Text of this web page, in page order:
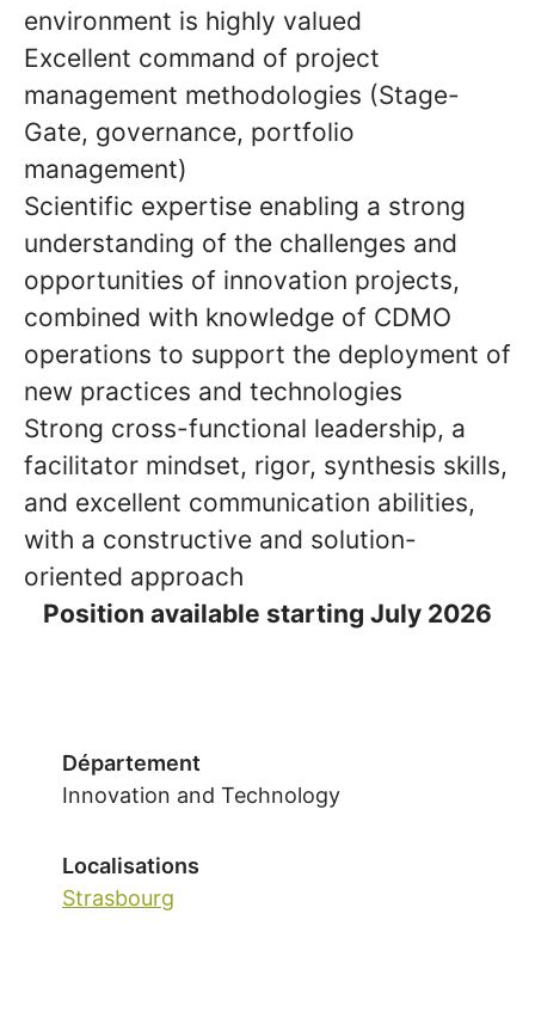
environment is highly valued
Excellent command of project
management methodologies (Stage-
Gate, governance, portfolio
management)
Scientific expertise enabling a strong
understanding of the challenges and
opportunities of innovation projects,
combined with knowledge of CDMO
operations to support the deployment of
new practices and technologies
Strong cross-functional leadership, a
facilitator mindset, rigor, synthesis skills,
and excellent communication abilities,
with a constructive and solution-
oriented approach
Position available starting July 2026
Département
Innovation and Technology
Localisations
Strasbourg